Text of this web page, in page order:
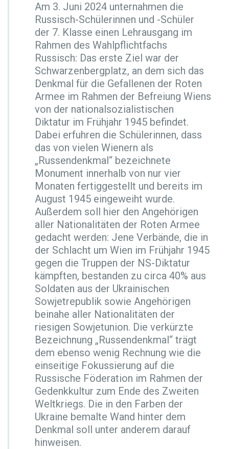
h
r
a
u
a
n
g
d
r
7
B
m
W
a
l
p
l
i
c
h
a
h
R
u
s
i
s
c
h
Am 3. Juni 2024 unternahmen die
Russisch-Schülerinnen und -Schüler
der 7. Klasse einen Lehrausgang im
Rahmen des Wahlpflichtfachs
Russisch: Das erste Ziel war der
Schwarzenbergplatz, an dem sich das
Denkmal für die Gefallenen der Roten
Armee im Rahmen der Befreiung Wiens
von der nationalsozialistischen
Diktatur im Frühjahr 1945 befindet.
Dabei erfuhren die Schülerinnen, dass
das von vielen Wienern als
„Russendenkmal“ bezeichnete
Monument innerhalb von nur vier
Monaten fertiggestellt und bereits im
August 1945 eingeweiht wurde.
Außerdem soll hier den Angehörigen
aller Nationalitäten der Roten Armee
gedacht werden: Jene Verbände, die in
der Schlacht um Wien im Frühjahr 1945
gegen die Truppen der NS-Diktatur
kämpften, bestanden zu circa 40% aus
Soldaten aus der Ukrainischen
Sowjetrepublik sowie Angehörigen
beinahe aller Nationalitäten der
riesigen Sowjetunion. Die verkürzte
Bezeichnung „Russendenkmal“ trägt
dem ebenso wenig Rechnung wie die
einseitige Fokussierung auf die
Russische Föderation im Rahmen der
Gedenkkultur zum Ende des Zweiten
Weltkriegs. Die in den Farben der
Ukraine bemalte Wand hinter dem
Denkmal soll unter anderem darauf
hinweisen.